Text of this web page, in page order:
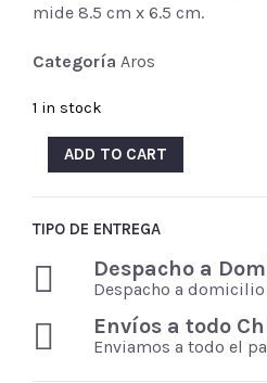
mide 8.5 cm x 6.5 cm.
Categoría Aros
1 in stock
ADD TO CART
TIPO DE ENTREGA
Despacho a
Despacho a domicilio
Envíos a todo
Enviamos a todo el